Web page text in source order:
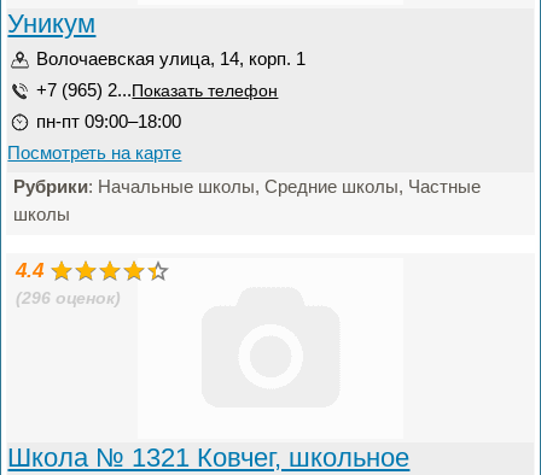
Уникум
Волочаевская улица, 14, корп. 1
+7 (965) 2... Показать телефон
пн-пт 09:00–18:00
Посмотреть на карте
Рубрики: Начальные школы, Средние школы, Частные
школы
4.4
(296 оценок)
Школа № 1321 Ковчег, школьное